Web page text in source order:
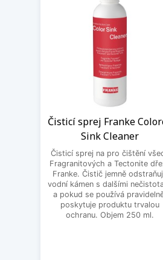
Čisticí sprej Franke
Sink Cleaner
Čisticí sprej na pro čištění
Fragranitových a Tectonite
Franke. Čistič jemně
vodní kámen s dalšími
a pokud se používá
poskytuje produktu trvalou
ochranu. Objem 250 ml.